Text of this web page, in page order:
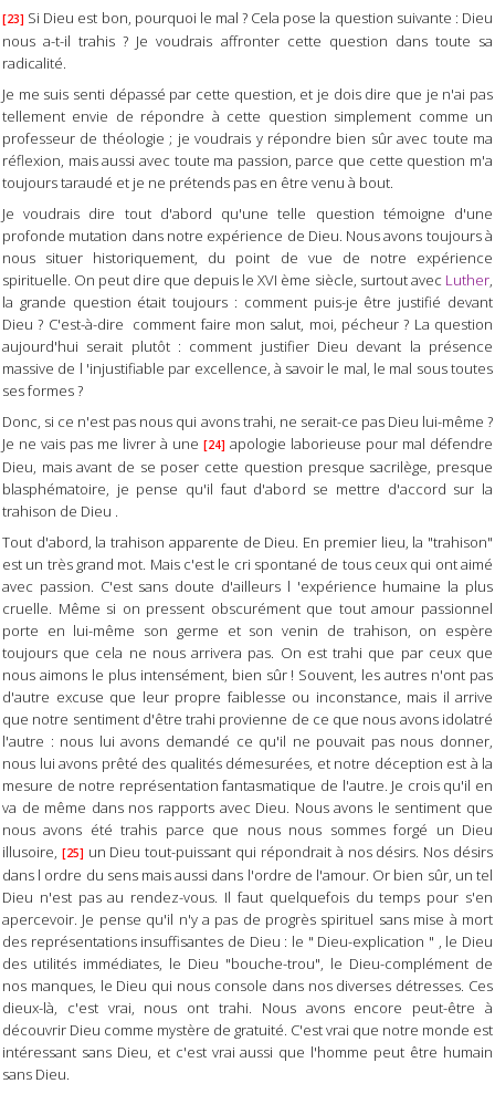
[23] Si Dieu est bon, pourquoi le mal ? Cela pose la question suivante : Dieu
nous a-t-il trahis ? Je voudrais affronter cette question dans toute sa
radicalité.
Je me suis senti dépassé par cette question, et je dois dire que je n'ai pas
tellement envie de répondre à cette question simplement comme un
professeur de théologie ; je voudrais y répondre bien sûr avec toute ma
réflexion, mais aussi avec toute ma passion, parce que cette question m'a
toujours taraudé et je ne prétends pas en être venu à bout.
Je voudrais dire tout d'abord qu'une telle question témoigne d'une
profonde mutation dans notre expérience de Dieu. Nous avons toujours à
nous situer historiquement, du point de vue de notre expérience
spirituelle. On peut dire que depuis le XVI ème siècle, surtout avec Luther,
la grande question était toujours : comment puis-je être justifié devant
Dieu ? C'est-à-dire comment faire mon salut, moi, pécheur ? La question
aujourd'hui serait plutôt : comment justifier Dieu devant la présence
massive de l 'injustifiable par excellence, à savoir le mal, le mal sous toutes
ses formes ?
Donc, si ce n'est pas nous qui avons trahi, ne serait-ce pas Dieu lui-même ?
Je ne vais pas me livrer à une [24] apologie laborieuse pour mal défendre
Dieu, mais avant de se poser cette question presque sacrilège, presque
blasphématoire, je pense qu'il faut d'abord se mettre d'accord sur la
trahison de Dieu .
Tout d'abord, la trahison apparente de Dieu. En premier lieu, la "trahison"
est un très grand mot. Mais c'est le cri spontané de tous ceux qui ont aimé
avec passion. C'est sans doute d'ailleurs l 'expérience humaine la plus
cruelle. Même si on pressent obscurément que tout amour passionnel
porte en lui-même son germe et son venin de trahison, on espère
toujours que cela ne nous arrivera pas. On est trahi que par ceux que
nous aimons le plus intensément, bien sûr ! Souvent, les autres n'ont pas
d'autre excuse que leur propre faiblesse ou inconstance, mais il arrive
que notre sentiment d'être trahi provienne de ce que nous avons idolatré
l'autre : nous lui avons demandé ce qu'il ne pouvait pas nous donner,
nous lui avons prêté des qualités démesurées, et notre déception est à la
mesure de notre représentation fantasmatique de l'autre. Je crois qu'il en
va de même dans nos rapports avec Dieu. Nous avons le sentiment que
nous avons été trahis parce que nous nous sommes forgé un Dieu
illusoire, [25] un Dieu tout-puissant qui répondrait à nos désirs. Nos désirs
dans l ordre du sens mais aussi dans l'ordre de l'amour. Or bien sûr, un tel
Dieu n'est pas au rendez-vous. Il faut quelquefois du temps pour s'en
apercevoir. Je pense qu'il n'y a pas de progrès spirituel sans mise à mort
des représentations insuffisantes de Dieu : le " Dieu-explication " , le Dieu
des utilités immédiates, le Dieu "bouche-trou", le Dieu-complément de
nos manques, le Dieu qui nous console dans nos diverses détresses. Ces
dieux-là, c'est vrai, nous ont trahi. Nous avons encore peut-être à
découvrir Dieu comme mystère de gratuité. C'est vrai que notre monde est
intéressant sans Dieu, et c'est vrai aussi que l'homme peut être humain
sans Dieu.